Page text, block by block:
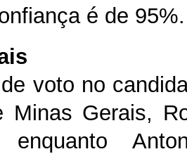
é de 95%.
voto no
Minas Gerais,